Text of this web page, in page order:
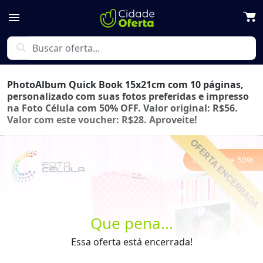
menu
search
Que pena...
Essa oferta está encerrada!
PhotoAlbum Quick Book 15x21cm com 10 páginas,
personalizado com suas fotos preferidas e impresso
na Foto Célula com 50% OFF. Valor original: R$56.
Valor com este voucher: R$28. Aproveite!
Economize 50%